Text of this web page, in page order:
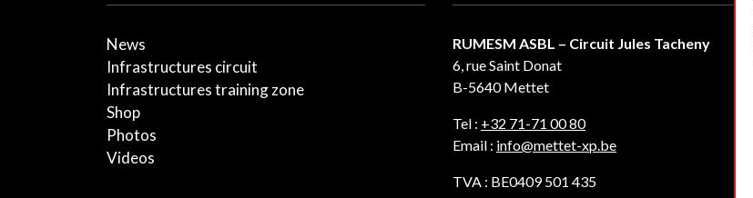
News
Infrastructures circuit
Infrastructures training zone
Shop
Photos
Videos
RUMESM ASBL – Circuit Jules Tacheny
6, rue Saint Donat
B-5640 Mettet
Tel : +32 71-71 00 80
Email : info@mettet-xp.be
TVA : BE0409 501 435